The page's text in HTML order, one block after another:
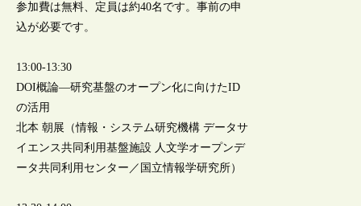
参加費は無料、定員は約40名です。事前の申
込が必要です。
13:00-13:30
DOI概論―研究基盤のオープン化に向けたID
の活用
北本 朝展（情報・システム研究機構 データサ
イエンス共同利用基盤施設 人文学オープンデ
ータ共同利用センター／国立情報学研究所）